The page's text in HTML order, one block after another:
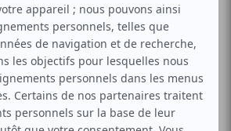
| Le large en